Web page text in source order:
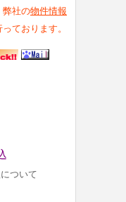
弊社の物件情報
ております。
ついて